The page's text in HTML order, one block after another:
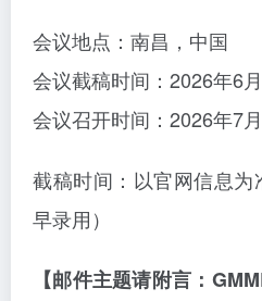
会议地点：南昌，中国
会议截稿时间： 2026年6
会议召开时间： 2026年7
截稿时间：以官网信息为
早录用）
【邮件主题请附言：